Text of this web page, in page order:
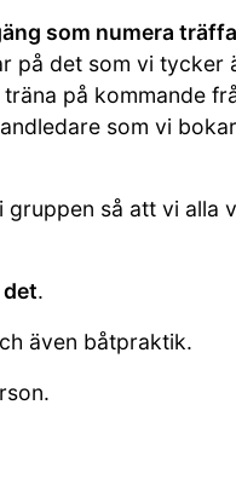
som numera
på det som vi
på kommande
som vi
så att vi alla
.
även båtpraktik.